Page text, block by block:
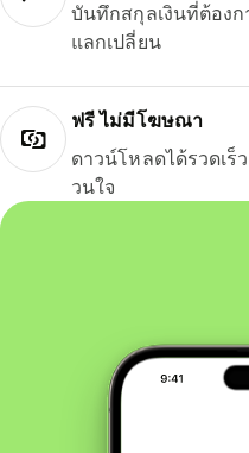
บันทึกสกุลเงินที่ต้องก
แลกเปลี่ยน
ฟรี ไม่มีโฆษณา
ดาวน์โหลดได้รวดเ
วนใจ